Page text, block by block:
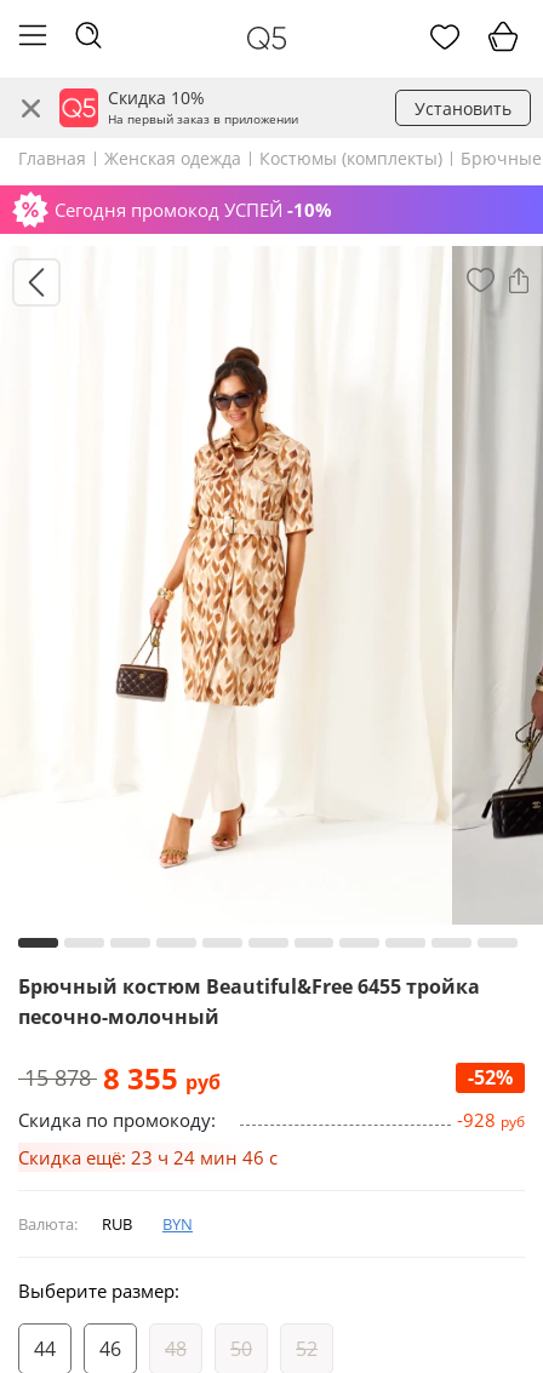
Скидка 10%
На первый заказ в приложении Установить
Главная Женская одежда Костюмы (комплекты)
Сегодня промокод УСПЕЙ -10%
Брючный костюм Beautiful&Free 6455 тройка
песочно-молочный
15 878 8 355 руб -52%
Скидка по промокоду: -928 руб
Скидка ещё: 23 ч 24 мин 46 с
Валюта: RUB BYN
Выберите размер:
44 46 48 50 52